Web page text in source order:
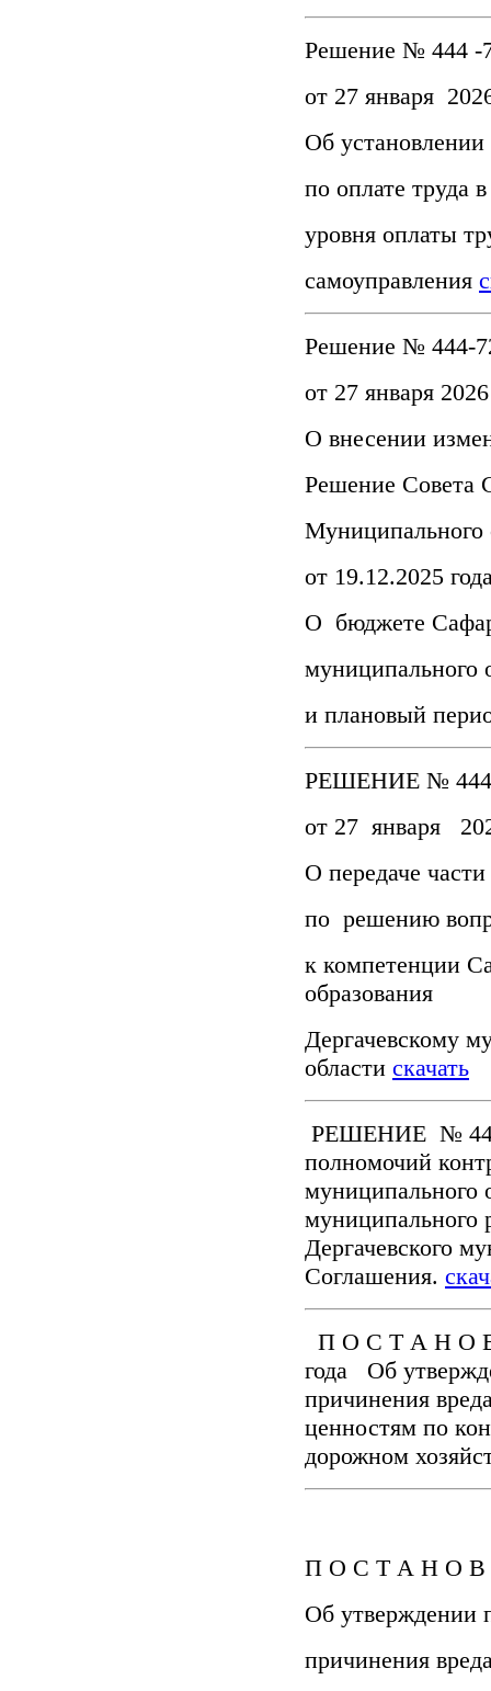
Решение № 444 -
от 27 января
Об
по оплате труда
уровня оплаты
самоуправления
Решение № 444-
от 27 января
О внесении
Решение Совета
Муниципального
от 19.12.2025
О бюджете
муниципального
и плановый
РЕШЕНИЕ №
от 27 января
О передаче
по решению
к компетенции
образования
Дергачевскому
области скачать
РЕШЕНИЕ № 444-
полномочий
муниципального
муниципального
Дергачевского
Соглашения.
П О С Т А Н О
года Об
причинения
ценностям по
дорожном
П О С Т А Н О В
Об утверждении
причинения